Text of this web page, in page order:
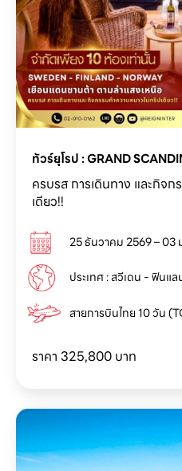
ครบรส การเดินทาง และกิจ
เดียว!!
25 ธันวาคม 2569 – 03
ประเทศ : สวีเดน - ฟินแ
สายการบินไทย 10 วัน
ราคา 325,800 บาท